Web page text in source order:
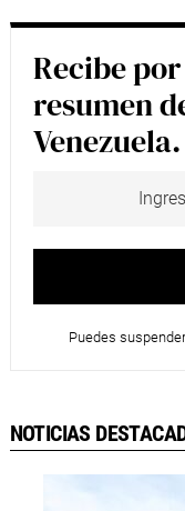
Recibe
resumen
Venezuela.
Puedes
NOTICIAS